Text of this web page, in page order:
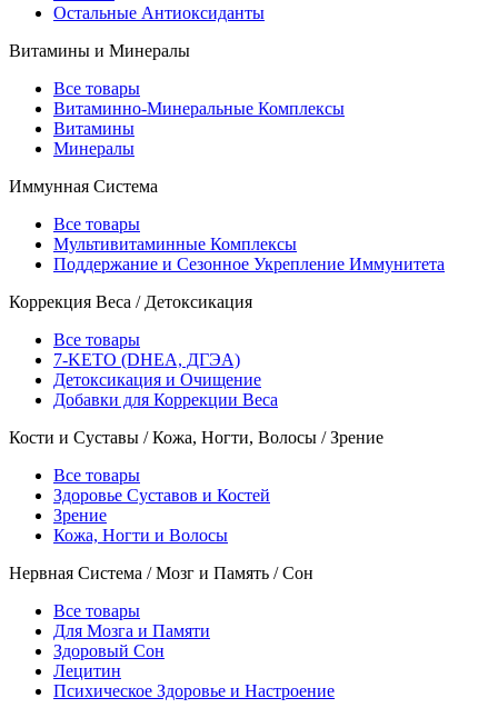
Остальные Антиоксиданты
Витамины и Минералы
Все товары
Витаминно-Минеральные Комплексы
Витамины
Минералы
Иммунная Система
Все товары
Мультивитаминные Комплексы
Поддержание и Сезонное Укрепление Иммунитета
Коррекция Веса / Детоксикация
Все товары
7-KETO (DHEA, ДГЭА)
Детоксикация и Очищение
Добавки для Коррекции Веса
Кости и Суставы / Кожа, Ногти, Волосы / Зрение
Все товары
Здоровье Суставов и Костей
Зрение
Кожа, Ногти и Волосы
Нервная Система / Мозг и Память / Сон
Все товары
Для Мозга и Памяти
Здоровый Сон
Лецитин
Психическое Здоровье и Настроение